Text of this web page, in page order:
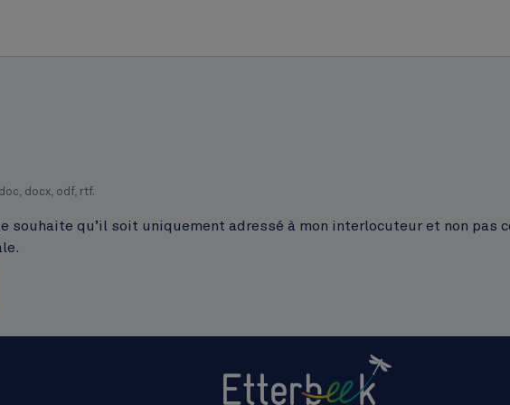
docx, odf, rtf.
souhaite qu’il soit uniquement adressé à mon interlocuteur et non pas